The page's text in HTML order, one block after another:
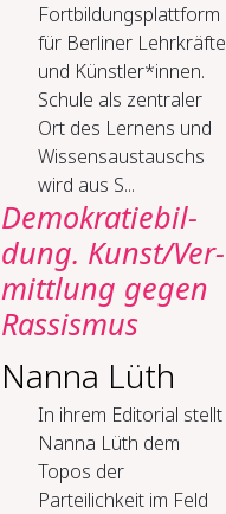
Fortbildungsplattform
für Berliner Lehrkräfte
und Künstler*innen.
Schule als zentraler
Ort des Lernens und
Wissensaustauschs
wird aus S...
De­mo­kra­tie­bil­
dung. Kunst/Ver­
mitt­lung ge­gen
Ras­sis­mus
Nanna Lüth
In ihrem Editorial stellt
Nanna Lüth dem
Topos der
Parteilichkeit im Feld